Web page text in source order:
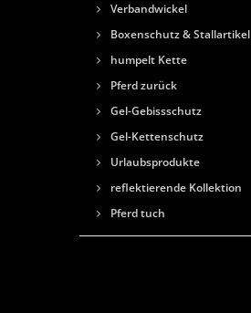
Verbandwickel
Boxenschutz & Stallartikel
humpelt Kette
Pferd zurück
Gel-Gebissschutz
Gel-Kettenschutz
Urlaubsprodukte
reflektierende Kollektion
Pferd tuch